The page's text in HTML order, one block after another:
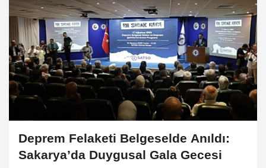
Deprem Felaketi Belgeselde Anıldı:
Sakarya’da Duygusal Gala Gecesi